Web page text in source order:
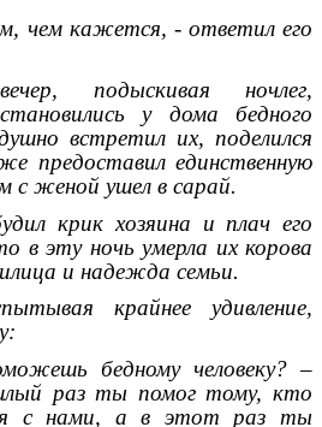
чем кажется, - ответил его
подыскивая ночлег,
у дома бедного
встретил их, поделился
предоставил единственную
с женой ушел в сарай.
крик хозяина и плач его
в эту ночь умерла их корова
и надежда семьи.
крайнее удивление,
бедному человеку? –
раз ты помог тому, кто
с нами, а в этот раз ты